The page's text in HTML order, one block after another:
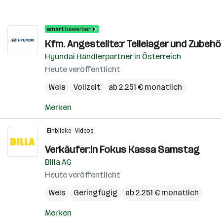
Kfm. Angestellte:r Teilelager und
Hyundai Händlerpartner in Österreich
Heute veröffentlicht
Wels
Vollzeit ab 2.251 € monatlich
Merken
Einblicke Videos
Verkäufer:in Fokus Kassa Samstag
Billa AG
Heute veröffentlicht
Wels
Geringfügig ab 2.251 € monatlich
Merken